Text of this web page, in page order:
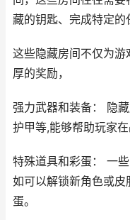
藏的钥匙、完成特定的
这些隐藏房间不仅为
厚的奖励，
强力武器和装备： 隐
护甲等,能够帮助玩家在
特殊道具和彩蛋： 一
如可以解锁新角色或
蛋。